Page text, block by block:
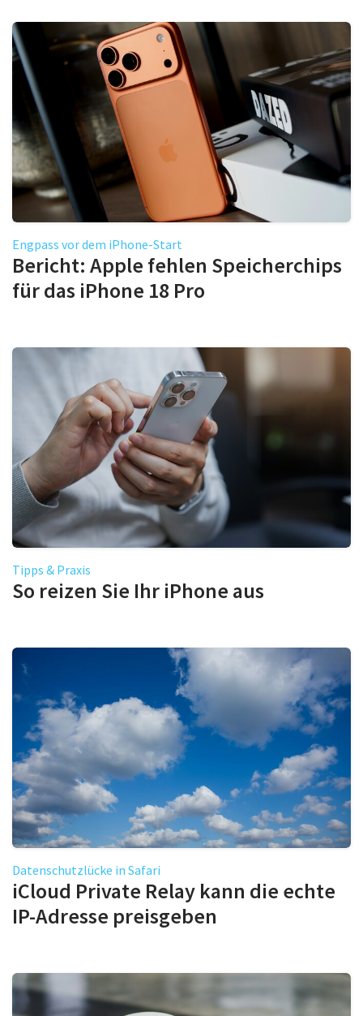
Engpass vor dem iPhone-Start
Bericht: Apple fehlen Speicherchips
für das iPhone 18 Pro
Tipps & Praxis
So reizen Sie Ihr iPhone aus
Datenschutzlücke in Safari
iCloud Private Relay kann die echte
IP-Adresse preisgeben